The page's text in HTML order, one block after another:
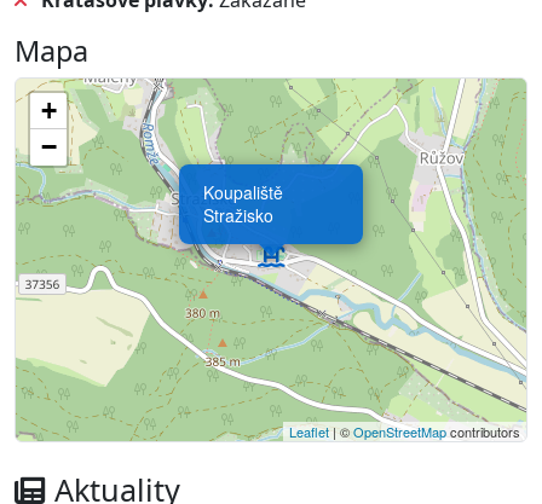
Mapa
Koupaliště
Stražisko
+
−
Leaflet| ©OpenStreetMapcontributors
Aktuality